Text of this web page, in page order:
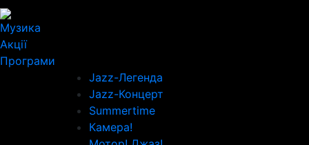
Музика
Акції
Програми
Jazz-Легенда
Jazz-Концерт
Summertime
Камера!